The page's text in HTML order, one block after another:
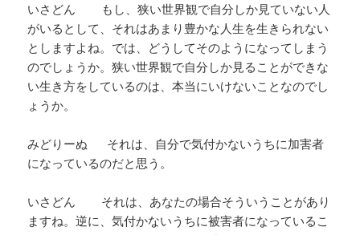
いさどん もし、狭い世界観で自分しか見ていない人
がいるとして、それはあまり豊かな人生を生きられない
としますよね。では、どうしてそのようになってしまう
のでしょうか。狭い世界観で自分しか見ることができな
い生き方をしているのは、本当にいけないことなのでし
ょうか。
みどりーぬ それは、自分で気付かないうちに加害者
になっているのだと思う。
いさどん それは、あなたの場合そういうことがあり
ますね。逆に、気付かないうちに被害者になっているこ